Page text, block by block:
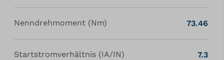
Nenndrehmoment (Nm) 73.46
Startstromverhältnis (IA/IN) 7.3